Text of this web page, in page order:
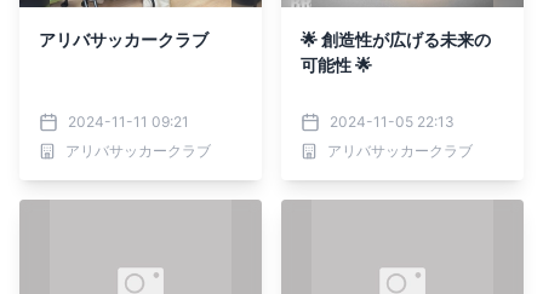
アリバサッカークラブ
2024-11-11 09:21
アリバサッカークラブ
🌟 創造性が広げる未来の
可能性 🌟
2024-11-05 22:13
アリバサッカークラブ